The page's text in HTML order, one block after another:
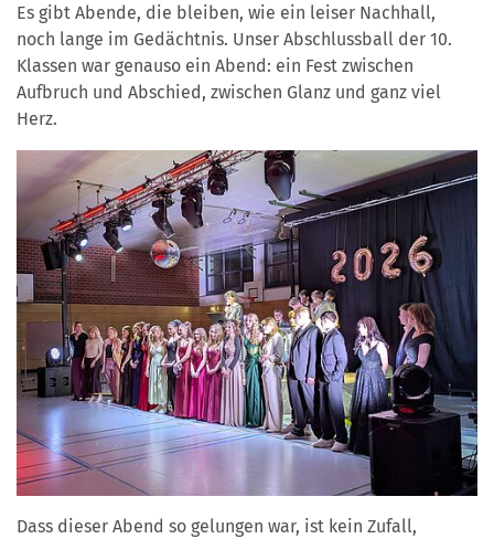
Es gibt Abende, die bleiben, wie ein leiser Nachhall,
noch lange im Gedächtnis. Unser Abschlussball der 10.
Klassen war genauso ein Abend: ein Fest zwischen
Aufbruch und Abschied, zwischen Glanz und ganz viel
Herz.
Dass dieser Abend so gelungen war, ist kein Zufall,